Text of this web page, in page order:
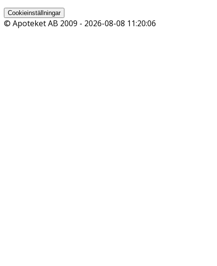
Cookieinställningar
© Apoteket AB 2009 - 2026-08-08 11:20:06